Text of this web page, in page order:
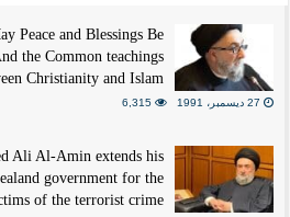
Peace and Blessings Be
the Common teachings
Christianity and Islam
27 ديسمبر، 1991 6,315
Ali Al-Amin extends his
government for the
of the terrorist crime